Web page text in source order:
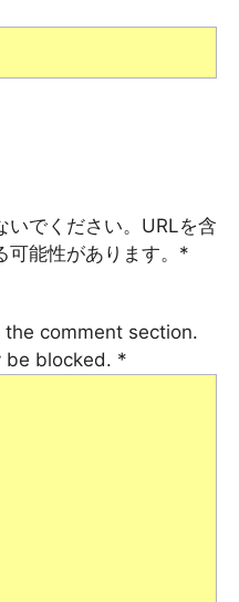
いでください。URLを含
能性があります。 *
comment section.
be blocked. *